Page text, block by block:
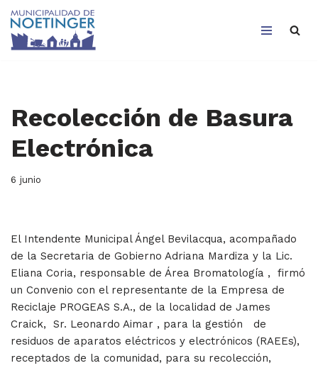
Saltar
Recolección de Basura
Electrónica
6 junio
El Intendente Municipal Ángel Bevilacqua, acompañado
de la Secretaria de Gobierno Adriana Mardiza y la Lic.
Eliana Coria, responsable de Área Bromatología , firmó
un Convenio con el representante de la Empresa de
Reciclaje PROGEAS S.A., de la localidad de James
Craick, Sr. Leonardo Aimar , para la gestión de
residuos de aparatos eléctricos y electrónicos (RAEEs),
receptados de la comunidad, para su recolección,